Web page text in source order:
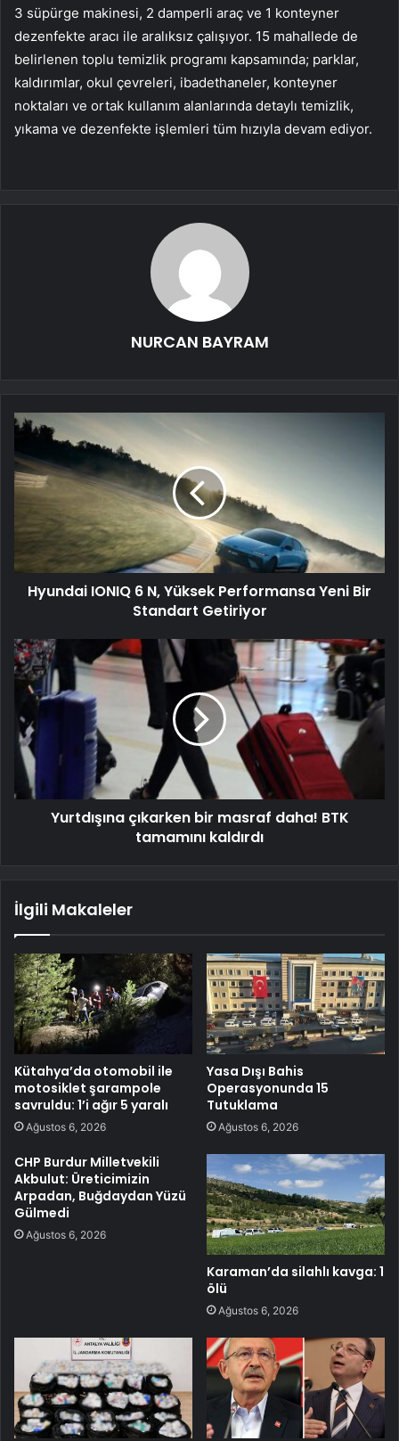
3 süpürge makinesi, 2 damperli araç ve 1 konteyner
dezenfekte aracı ile aralıksız çalışıyor. 15 mahallede de
belirlenen toplu temizlik programı kapsamında; parklar,
kaldırımlar, okul çevreleri, ibadethaneler, konteyner
noktaları ve ortak kullanım alanlarında detaylı temizlik,
yıkama ve dezenfekte işlemleri tüm hızıyla devam ediyor.
NURCAN BAYRAM
Hyundai IONIQ 6 N, Yüksek Performansa Yeni Bir
Standart Getiriyor
Yurtdışına çıkarken bir masraf daha! BTK
tamamını kaldırdı
İlgili Makaleler
Kütahya’da otomobil ile
motosiklet şarampole
savruldu: 1’i ağır 5 yaralı
Ağustos 6, 2026
Yasa Dışı Bahis
Operasyonunda 15
Tutuklama
Ağustos 6, 2026
CHP Burdur Milletvekili
Akbulut: Üreticimizin
Arpadan, Buğdaydan Yüzü
Gülmedi
Ağustos 6, 2026
Karaman’da silahlı kavga: 1
ölü
Ağustos 6, 2026